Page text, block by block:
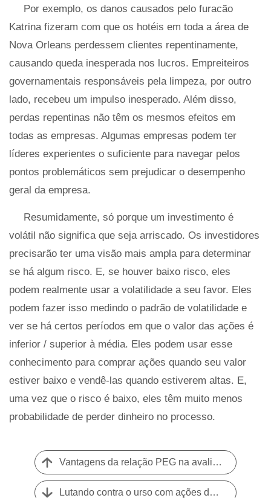
Por exemplo, os danos causados ​​pelo furacão
Katrina fizeram com que os hotéis em toda a área de
Nova Orleans perdessem clientes repentinamente,
causando queda inesperada nos lucros. Empreiteiros
governamentais responsáveis ​​pela limpeza, por outro
lado, recebeu um impulso inesperado. Além disso,
perdas repentinas não têm os mesmos efeitos em
todas as empresas. Algumas empresas podem ter
líderes experientes o suficiente para navegar pelos
pontos problemáticos sem prejudicar o desempenho
geral da empresa.
Resumidamente, só porque um investimento é
volátil não significa que seja arriscado. Os investidores
precisarão ter uma visão mais ampla para determinar
se há algum risco. E, se houver baixo risco, eles
podem realmente usar a volatilidade a seu favor. Eles
podem fazer isso medindo o padrão de volatilidade e
ver se há certos períodos em que o valor das ações é
inferior / superior à média. Eles podem usar esse
conhecimento para comprar ações quando seu valor
estiver baixo e vendê-las quando estiverem altas. E,
uma vez que o risco é baixo, eles têm muito menos
probabilidade de perder dinheiro no processo.
Vantagens da relação PEG na avaliação de ações
Lutando contra o urso com ações de dividendos